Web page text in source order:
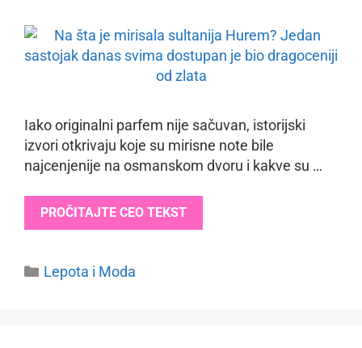
Iako originalni parfem nije sačuvan, istorijski
izvori otkrivaju koje su mirisne note bile
najcenjenije na osmanskom dvoru i kakve su …
PROČITAJTE CEO TEKST
Categories
Lepota i Moda